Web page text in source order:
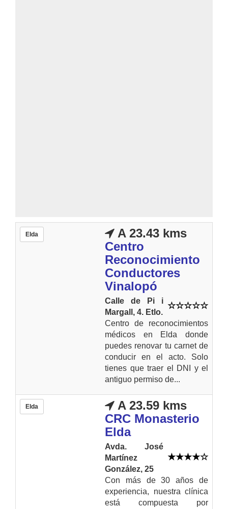
Elda
A 23.43 kms
Centro
Reconocimiento
Conductores
Vinalopó
Calle de Pi i
Margall, 4. Etlo.
Centro de reconocimientos
médicos en Elda donde
puedes renovar tu carnet de
conducir en el acto. Solo
tienes que traer el DNI y el
antiguo permiso de...
Elda
A 23.59 kms
CRC Monasterio
Elda
Avda. José
Martínez
González, 25
Con más de 30 años de
experiencia, nuestra clínica
está compuesta por